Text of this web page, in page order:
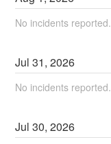
No incidents reported.
Jul31,2026
No incidents reported.
Jul30,2026